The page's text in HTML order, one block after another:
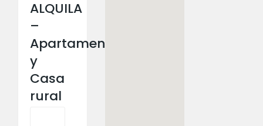
ALQUILA
–
Apartamentos
y
Casa
rural